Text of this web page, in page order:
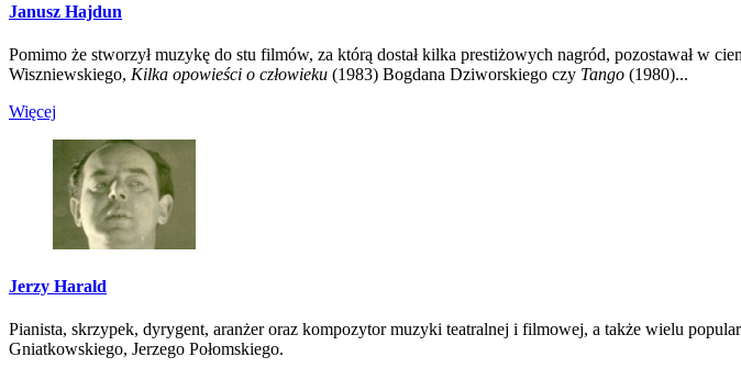
Janusz Hajdun
Pomimo że stworzył muzykę do stu filmów, za którą dostał kilka prestiżowych nagród, pozostawał w
Wiszniewskiego, Kilka opowieści o człowieku (1983) Bogdana Dziworskiego czy Tango (1980)...
Więcej
Jerzy Harald
Pianista, skrzypek, dyrygent, aranżer oraz kompozytor muzyki teatralnej i filmowej, a także wielu
Gniatkowskiego, Jerzego Połomskiego.